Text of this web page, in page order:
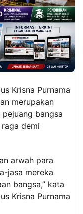
Krisna Purnama
merupakan
bangsa
demi
arwah para
jasa mereka
bangsa,” kata
Krisna Purnama